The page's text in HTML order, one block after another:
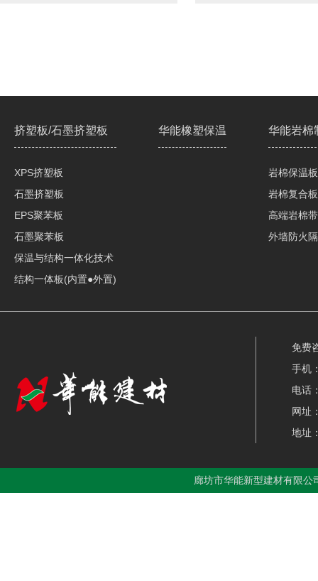
挤塑板/石墨挤塑板
XPS挤塑板
石墨挤塑板
EPS聚苯板
石墨聚苯板
保温与结构一体化技术
结构一体板(内置●外置)
华能橡塑保温 华能岩棉
岩棉保温板
岩棉复合板
高端岩棉
外墙防火
免费
手机
电话
网址
地址
廊坊市华能新型建材有限